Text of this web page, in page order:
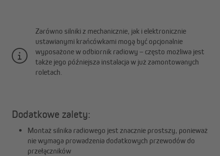
Zarówno silniki z mechanicznie, jak i elektronicznie
ustawianymi krańcówkami mogą być opcjonalnie
wyposażone w odbiornik radiowy – często możliwa jest
także jego późniejsza instalacja w już zamontowanych
roletach.
Dodatkowe zalety:
Montaż silnika radiowego jest znacznie prostszy, ponieważ
nie wymaga prowadzenia dodatkowych przewodów do
przełączników